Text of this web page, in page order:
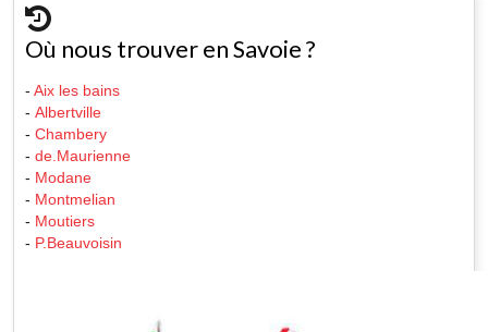
Où nous trouver en Savoie ?
- Aix les bains
- Albertville
- Chambery
- de.Maurienne
- Modane
- Montmelian
- Moutiers
- P.Beauvoisin